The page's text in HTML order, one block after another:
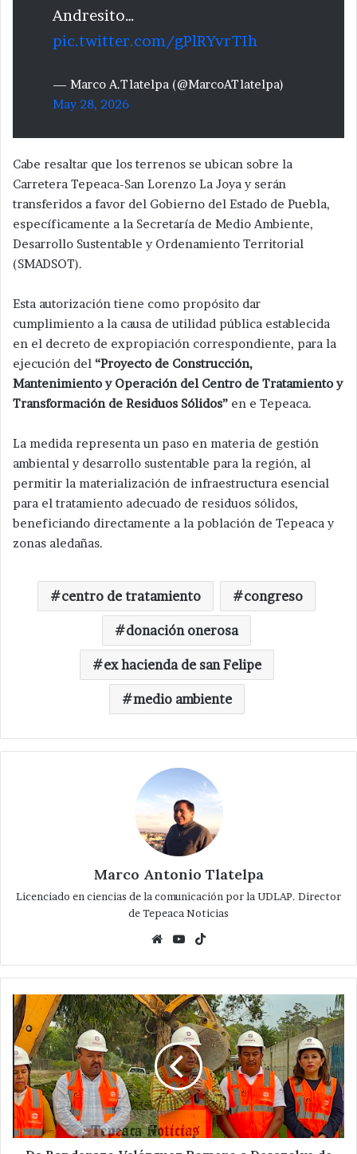
Andresito…
pic.twitter.com/gPlRYvrTIh
— Marco A.Tlatelpa (@MarcoATlatelpa)
May 28, 2026
Cabe resaltar que los terrenos se ubican sobre la
Carretera Tepeaca-San Lorenzo La Joya y serán
transferidos a favor del Gobierno del Estado de Puebla,
específicamente a la Secretaría de Medio Ambiente,
Desarrollo Sustentable y Ordenamiento Territorial
(SMADSOT).
Esta autorización tiene como propósito dar
cumplimiento a la causa de utilidad pública establecida
en el decreto de expropiación correspondiente, para la
ejecución del “Proyecto de Construcción,
Mantenimiento y Operación del Centro de Tratamiento y
Transformación de Residuos Sólidos” en e Tepeaca.
La medida representa un paso en materia de gestión
ambiental y desarrollo sustentable para la región, al
permitir la materialización de infraestructura esencial
para el tratamiento adecuado de residuos sólidos,
beneficiando directamente a la población de Tepeaca y
zonas aledañas.
centro de tratamiento congreso
donación onerosa
ex hacienda de san Felipe
medio ambiente
Marco Antonio Tlatelpa
Licenciado en ciencias de la comunicación por la UDLAP. Director
de Tepeaca Noticias
WebsiteYouTube
Da
Banderazo
Velázquez
Romero
a
Desazolve
de
Barrancas,
Cauces